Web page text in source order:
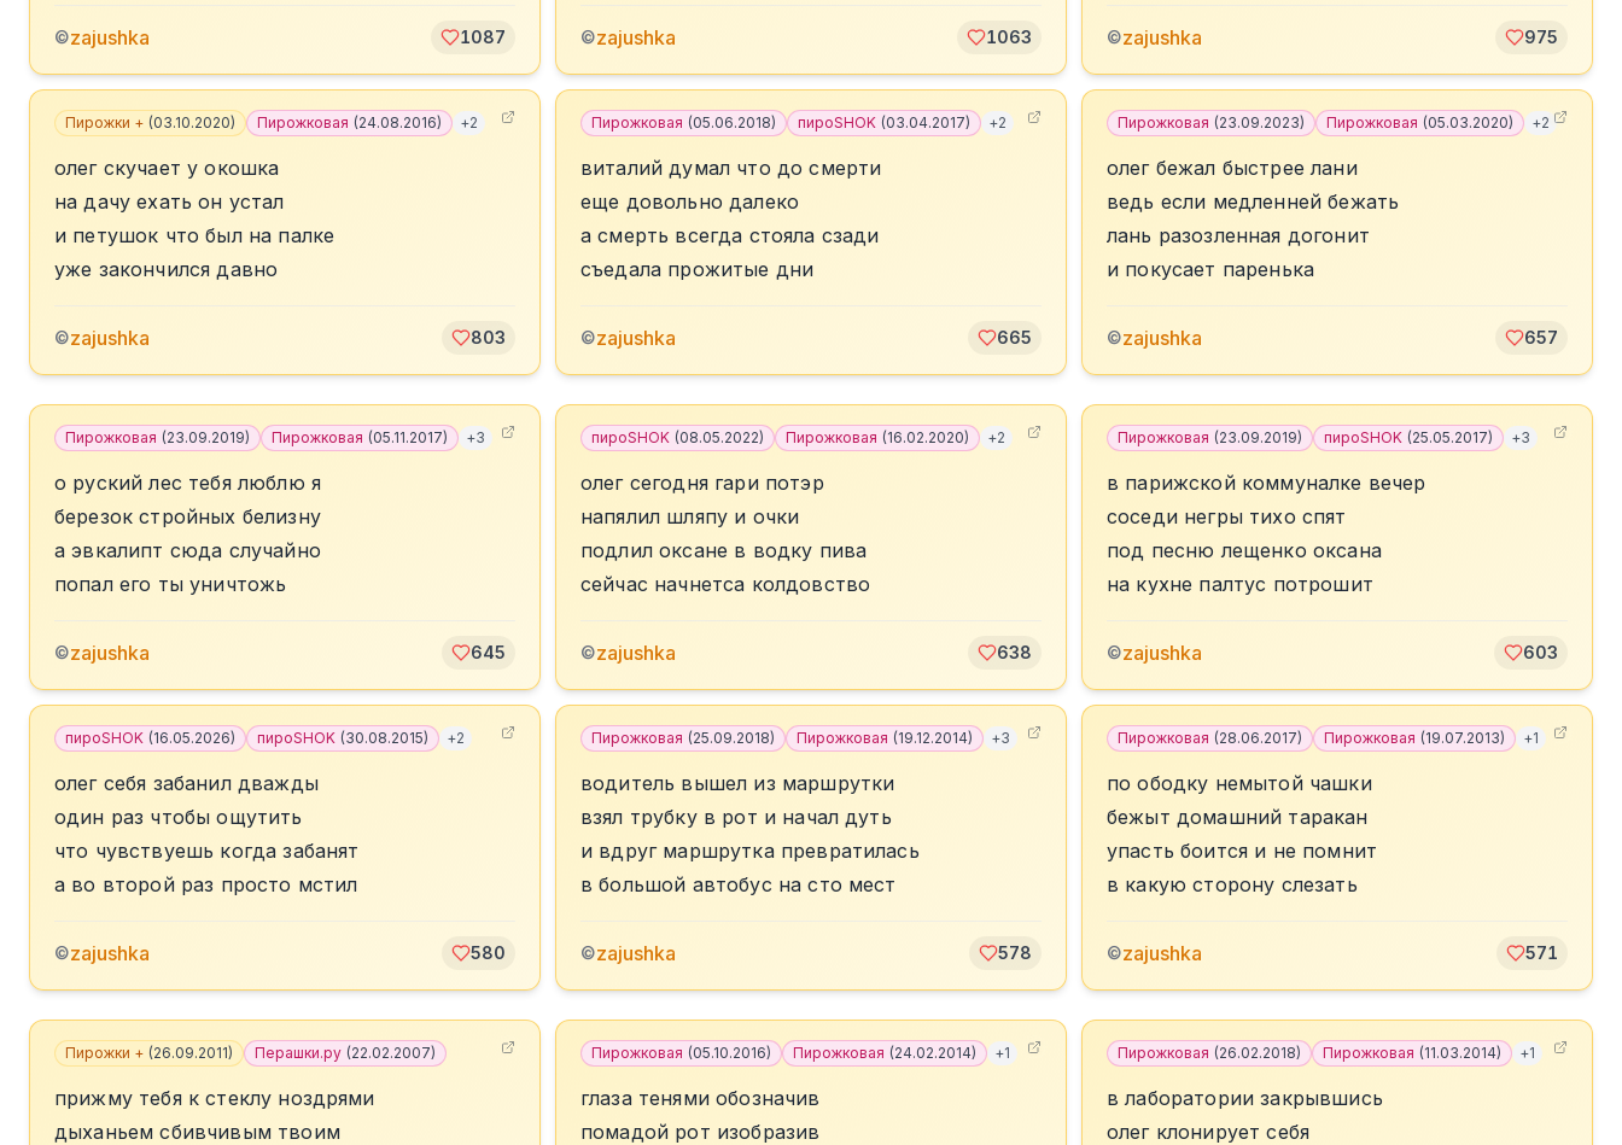
©zajushka 1087 ©zajushka 1063 ©zajushka 975
Пирожки + (03.10.2020) Пирожковая (24.08.2016) +2
олег скучает у окошка
на дачу ехать он устал
и петушок что был на палке
уже закончился давно
©zajushka 803
Пирожковая (05.06.2018) пироSHOK (03.04.2017) +2
виталий думал что до смерти
еще довольно далеко
а смерть всегда стояла сзади
съедала прожитые дни
©zajushka 665
Пирожковая (23.09.2023) Пирожковая (05.03.2020) +2
олег бежал быстрее лани
ведь если медленней бежать
лань разозленная догонит
и покусает паренька
©zajushka 657
Пирожковая (23.09.2019) Пирожковая (05.11.2017) +3
о руский лес тебя люблю я
березок стройных белизну
а эвкалипт сюда случайно
попал его ты уничтожь
©zajushka 645
пироSHOK (08.05.2022) Пирожковая (16.02.2020) +2
олег сегодня гари потэр
напялил шляпу и очки
подлил оксане в водку пива
сейчас начнетса колдовство
©zajushka 638
Пирожковая (23.09.2019) пироSHOK (25.05.2017) +3
в парижской коммуналке вечер
соседи негры тихо спят
под песню лещенко оксана
на кухне палтус потрошит
©zajushka 603
пироSHOK (16.05.2026) пироSHOK (30.08.2015) +2
олег себя забанил дважды
один раз чтобы ощутить
что чувствуешь когда забанят
а во второй раз просто мстил
©zajushka 580
Пирожковая (25.09.2018) Пирожковая (19.12.2014) +3
водитель вышел из маршрутки
взял трубку в рот и начал дуть
и вдруг маршрутка превратилась
в большой автобус на сто мест
©zajushka 578
Пирожковая (28.06.2017) Пирожковая (19.07.2013) +1
по ободку немытой чашки
бежыт домашний таракан
упасть боится и не помнит
в какую сторону слезать
©zajushka 571
Пирожки + (26.09.2011) Перашки.ру (22.02.2007)
прижму тебя к стеклу ноздрями
дыханьем сбивчивым твоим
Пирожковая (05.10.2016) Пирожковая (24.02.2014) +1
глаза тенями обозначив
помадой рот изобразив
Пирожковая (26.02.2018) Пирожковая (11.03.2014) +1
в лаборатории закрывшись
олег клонирует себя